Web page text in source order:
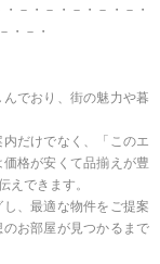
－・－・－・－・－・
・－・
でおり、街の魅力や暮
だけでなく、「このエ
格が安くて品揃えが豊
えできます。
、最適な物件をご提案
お部屋が見つかるまで